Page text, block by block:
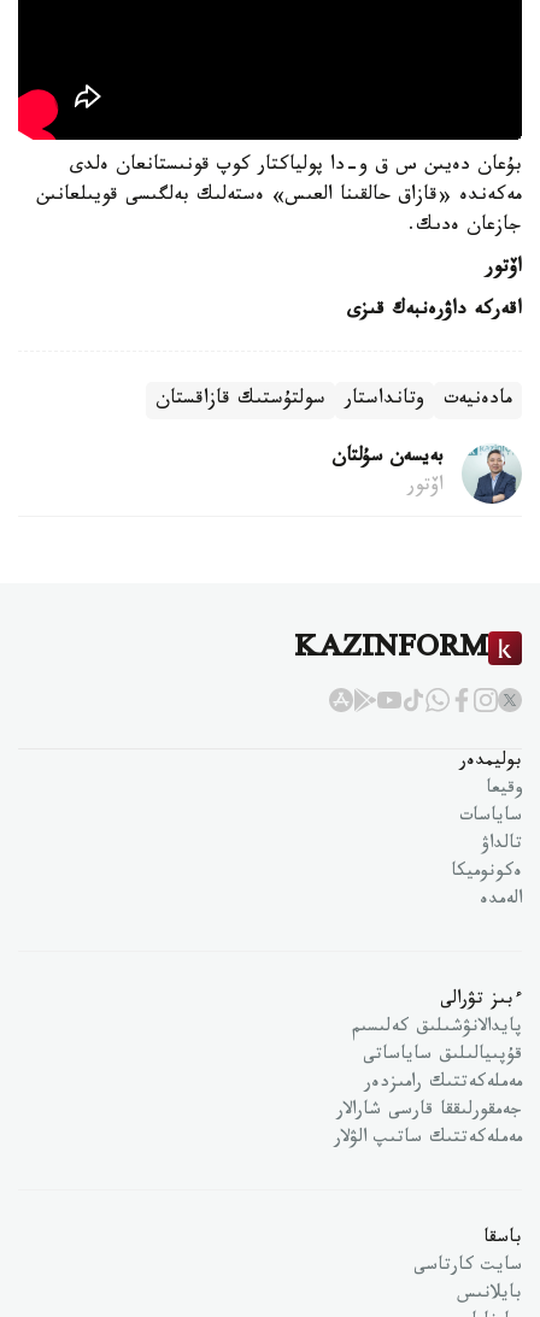
بۇعان دەيىن س ق و-دا پولياكتار كوپ قونىستانعان ەلدى
مەكەندە «قازاق حالقىنا العىس» ەستەلىك بەلگىسى قويىلعانىن
جازعان ەدىك.
اۆتور
اقەركە داۋرەنبەك قىزى
مادەنيەت وتانداستار سولتۇستىك قازاقستان
بەيسەن سۇلتان
اۆتور
KAZINFORM
بوليمدەر
وقيعا
ساياسات
تالداۋ
ەكونوميكا
الەمدە
ءبىز تۋرالى
پايدالانۋشىلىق كەلىسىم
قۇپىيالىلىق ساياساتى
مەملەكەتتىك رامىزدەر
جەمقورلىققا قارسى شارالار
مەملەكەتتىك ساتىپ الۋلار
باسقا
سايت كارتاسى
بايلانىس